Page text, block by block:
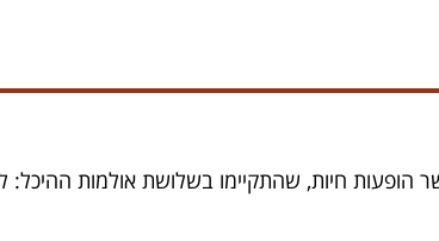
חיות, שהתקיימו בשלושת אולמות ההיכל: